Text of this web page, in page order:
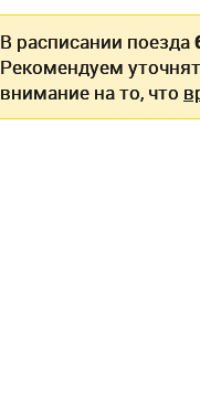
В расписании поезда
Рекомендуем
внимание на то, что